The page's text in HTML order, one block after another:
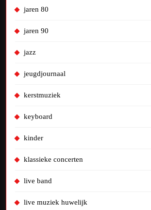
jaren 80
jaren 90
jazz
jeugdjournaal
kerstmuziek
keyboard
kinder
klassieke concerten
live band
live muziek huwelijk